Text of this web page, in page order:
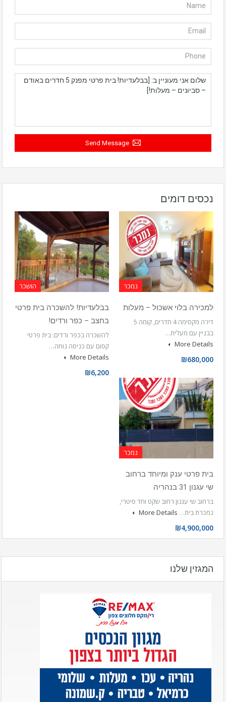
Send Message
נכסים דומים
נמכר
למכירה בלוי אשכול – מעלות
דירה מקסימה 4 חדרים, קומה 5
בבניין עם מעלית…
More Details
₪680,000
הושכר
בבלעדיות! להשכרה בית פרטי
בחצב – כפר ורדים!
להשכרה בכפר ורדים: בית פרטי
קסום עם כניסה נוחה…
More Details
₪6,200
נמכר
בית פרטי ענק ומיוחד ברחוב
שי עגנון 31 בנהריה
ברחוב שי עגנון רחוב שקט וחד סיטרי,
נמכרת בית… More Details
₪4,900,000
המגזין שלנו